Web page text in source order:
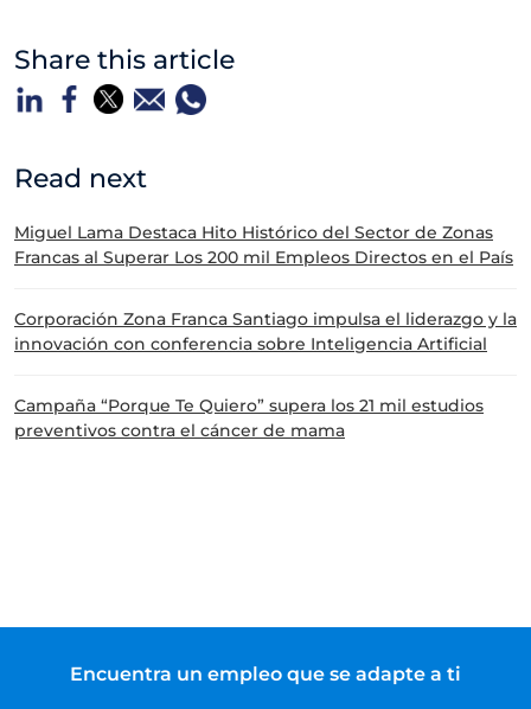
Share this article
Read next
Miguel Lama Destaca Hito Histórico del Sector de Zonas
Francas al Superar Los 200 mil Empleos Directos en el País
Corporación Zona Franca Santiago impulsa el liderazgo y la
innovación con conferencia sobre Inteligencia Artificial
Campaña “Porque Te Quiero” supera los 21 mil estudios
preventivos contra el cáncer de mama
Encuentra un empleo que se adapte a ti